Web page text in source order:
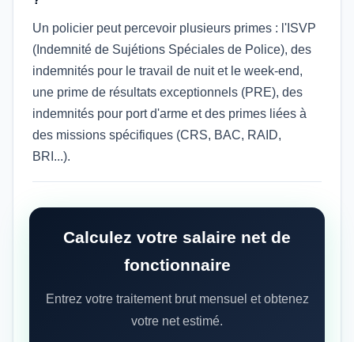
Un policier peut percevoir plusieurs primes : l'ISVP
(Indemnité de Sujétions Spéciales de Police), des
indemnités pour le travail de nuit et le week-end,
une prime de résultats exceptionnels (PRE), des
indemnités pour port d'arme et des primes liées à
des missions spécifiques (CRS, BAC, RAID,
BRI...).
Calculez votre salaire net de
fonctionnaire
Entrez votre traitement brut mensuel et obtenez
votre net estimé.